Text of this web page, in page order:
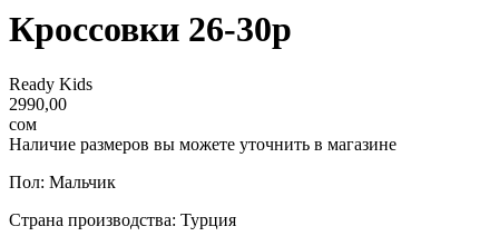
Кроссовки 26-30р
Ready Kids
2990,00
сом
Наличие размеров вы можете уточнить в магазине
Пол: Мальчик
Страна производства: Турция